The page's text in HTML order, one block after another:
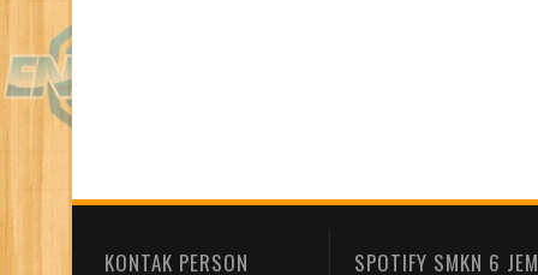
KONTAK PERSON SPOTIFY SMKN 6